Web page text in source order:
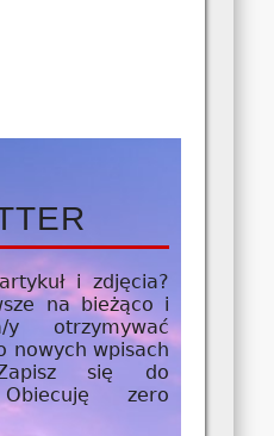
i zdjęcia?
na bieżąco i
yotrzymywać
nowych wpisach
się do
zero